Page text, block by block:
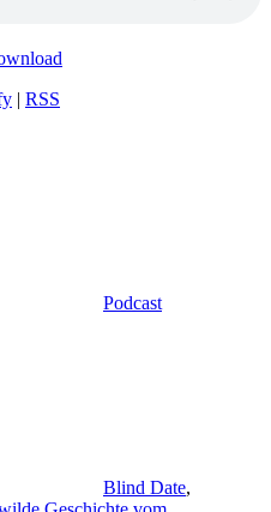
| RSS
Podcast
Blind Date,